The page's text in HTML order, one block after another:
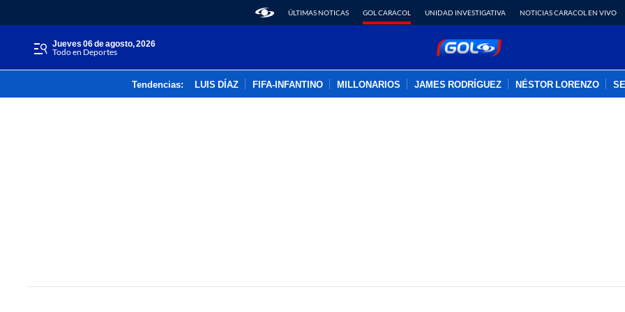
ÚLTIMAS NOTICAS GOL CARACOL UNIDAD INVESTIGATIVA NOTICIAS CARACOL EN VIVO
jueves 06 de agosto, 2026
Todo en Deportes
Tendencias: LUIS DÍAZ FIFA-INFANTINO MILLONARIOS JAMES RODRÍGUEZ NÉSTOR LORENZO